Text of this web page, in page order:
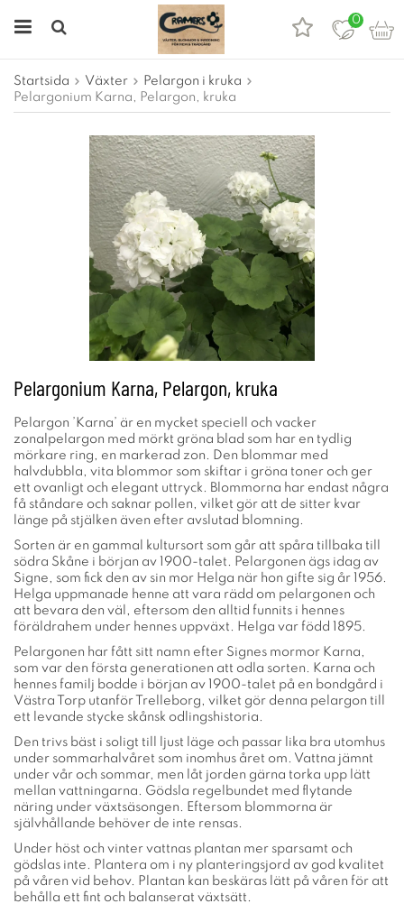
0
Startsida Växter
Pelargon i kruka
Pelargonium Karna, Pelargon, kruka
Pelargonium Karna, Pelargon, kruka
Pelargon ’Karna’ är en mycket speciell och vacker
zonalpelargon med mörkt gröna blad som har en tydlig
mörkare ring, en markerad zon. Den blommar med
halvdubbla, vita blommor som skiftar i gröna toner och ger
ett ovanligt och elegant uttryck. Blommorna har endast några
få ståndare och saknar pollen, vilket gör att de sitter kvar
länge på stjälken även efter avslutad blomning.
Sorten är en gammal kultursort som går att spåra tillbaka till
södra Skåne i början av 1900-talet. Pelargonen ägs idag av
Signe, som fick den av sin mor Helga när hon gifte sig år 1956.
Helga uppmanade henne att vara rädd om pelargonen och
att bevara den väl, eftersom den alltid funnits i hennes
föräldrahem under hennes uppväxt. Helga var född 1895.
Pelargonen har fått sitt namn efter Signes mormor Karna,
som var den första generationen att odla sorten. Karna och
hennes familj bodde i början av 1900-talet på en bondgård i
Västra Torp utanför Trelleborg, vilket gör denna pelargon till
ett levande stycke skånsk odlingshistoria.
Den trivs bäst i soligt till ljust läge och passar lika bra utomhus
under sommarhalvåret som inomhus året om. Vattna jämnt
under vår och sommar, men låt jorden gärna torka upp lätt
mellan vattningarna. Gödsla regelbundet med flytande
näring under växtsäsongen. Eftersom blommorna är
självhållande behöver de inte rensas.
Under höst och vinter vattnas plantan mer sparsamt och
gödslas inte. Plantera om i ny planteringsjord av god kvalitet
på våren vid behov. Plantan kan beskäras lätt på våren för att
behålla ett fint och balanserat växtsätt.